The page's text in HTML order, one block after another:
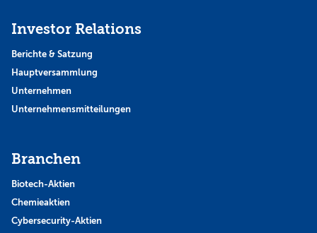
Investor Relations
Berichte & Satzung
Hauptversammlung
Unternehmen
Unternehmensmitteilungen
Branchen
Biotech-Aktien
Chemieaktien
Cybersecurity-Aktien